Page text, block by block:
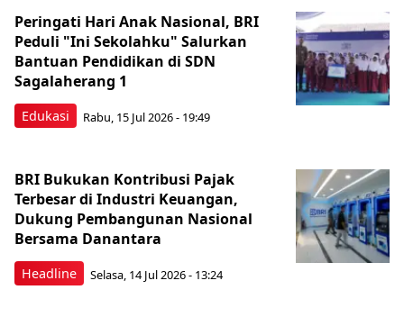
Edukasi
Peringati Hari Anak Nasional, BRI
Peduli "Ini Sekolahku" Salurkan
Bantuan Pendidikan di SDN
Sagalaherang 1
Rabu, 15 Jul 2026 - 19:49
Headline
BRI Bukukan Kontribusi Pajak
Terbesar di Industri Keuangan,
Dukung Pembangunan Nasional
Bersama Danantara
Selasa, 14 Jul 2026 - 13:24